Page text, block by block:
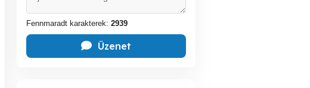
Fennmaradt karakterek: 2939
Üzenet